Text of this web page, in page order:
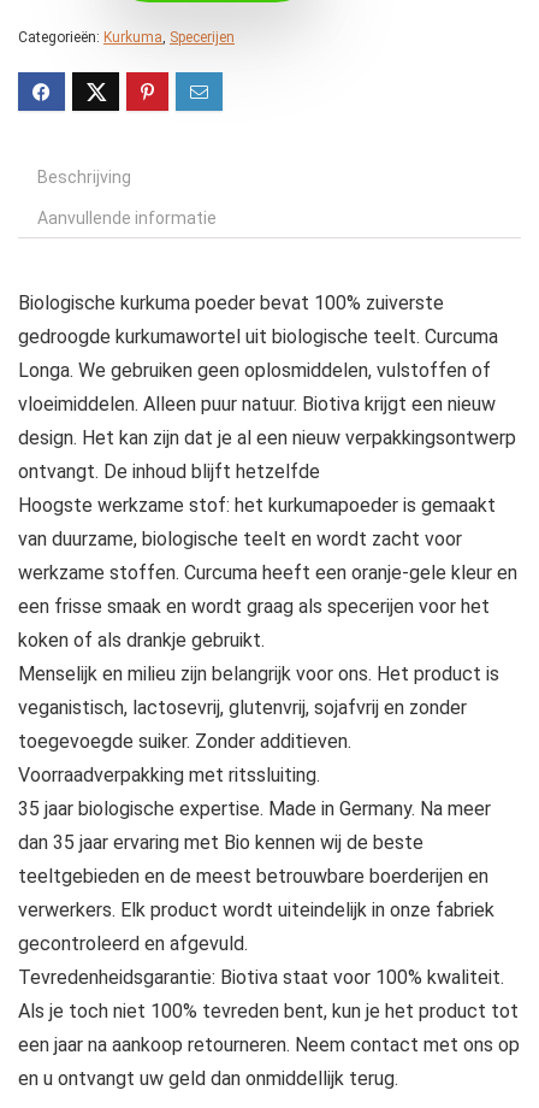
Categorieën: Kurkuma, Specerijen
Beschrijving
Aanvullende informatie
Biologische kurkuma poeder bevat 100% zuiverste
gedroogde kurkumawortel uit biologische teelt. Curcuma
Longa. We gebruiken geen oplosmiddelen, vulstoffen of
vloeimiddelen. Alleen puur natuur. Biotiva krijgt een nieuw
design. Het kan zijn dat je al een nieuw verpakkingsontwerp
ontvangt. De inhoud blijft hetzelfde
Hoogste werkzame stof: het kurkumapoeder is gemaakt
van duurzame, biologische teelt en wordt zacht voor
werkzame stoffen. Curcuma heeft een oranje-gele kleur en
een frisse smaak en wordt graag als specerijen voor het
koken of als drankje gebruikt.
Menselijk en milieu zijn belangrijk voor ons. Het product is
veganistisch, lactosevrij, glutenvrij, sojafvrij en zonder
toegevoegde suiker. Zonder additieven.
Voorraadverpakking met ritssluiting.
35 jaar biologische expertise. Made in Germany. Na meer
dan 35 jaar ervaring met Bio kennen wij de beste
teeltgebieden en de meest betrouwbare boerderijen en
verwerkers. Elk product wordt uiteindelijk in onze fabriek
gecontroleerd en afgevuld.
Tevredenheidsgarantie: Biotiva staat voor 100% kwaliteit.
Als je toch niet 100% tevreden bent, kun je het product tot
een jaar na aankoop retourneren. Neem contact met ons op
en u ontvangt uw geld dan onmiddellijk terug.